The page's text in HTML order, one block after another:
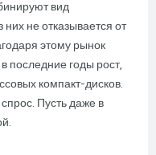
вид
них не отказывается от
этому рынок
последние годы рост,
компакт-дисков.
Пусть даже в